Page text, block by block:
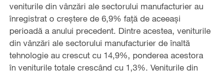
veniturile din vânzări ale sectorului manufacturier au
înregistrat o creștere de 6,9% față de aceeași
perioadă a anului precedent. Dintre acestea, veniturile
din vânzări ale sectorului manufacturier de înaltă
tehnologie au crescut cu 14,9%, ponderea acestora
în veniturile totale crescând cu 1,3%. Veniturile din